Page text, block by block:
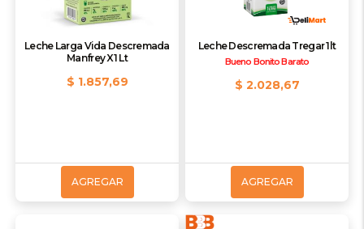
Leche Larga Vida Descremada
Manfrey X1 Lt
$ 1.857,69
AGREGAR
Leche Descremada Tregar 1lt
Bueno Bonito Barato
$ 2.028,67
AGREGAR